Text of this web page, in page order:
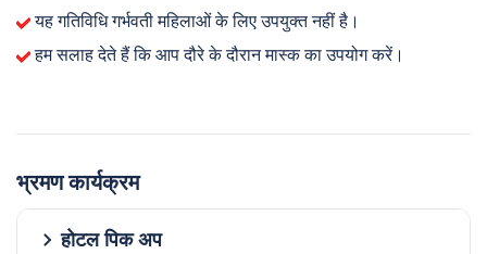
यह गतिविधि गर्भवती महिलाओं के लिए उपयुक्त नहीं है।
हम सलाह देते हैं कि आप दौरे के दौरान मास्क का उपयोग करें।
भ्रमण कार्यक्रम
होटल पिक अप